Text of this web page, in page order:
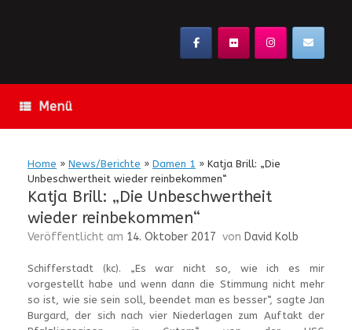
Menü
Home » News/Berichte » Damen 1 » Katja Brill: „Die
Unbeschwertheit wieder reinbekommen“
Katja Brill: „Die Unbeschwertheit
wieder reinbekommen“
Veröffentlicht am 14. Oktober 2017 von David Kolb
Schifferstadt (kc). „Es war nicht so, wie ich es mir
vorgestellt habe und wenn dann die Stimmung nicht mehr
so ist, wie sie sein soll, beendet man es besser“, sagte Jan
Burgard, der sich nach vier Niederlagen zum Auftakt der